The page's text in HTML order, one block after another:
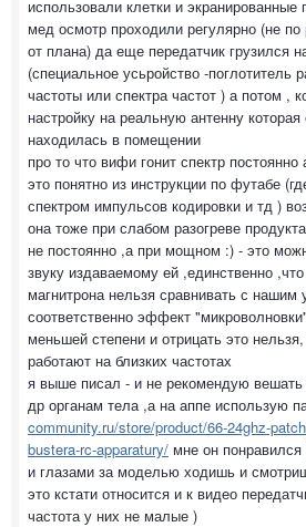
использовали клетки и
мед осмотр проходили регулярно (не по
от плана) да еще передатчик грузился
(специальное усьройство -поглотитель
частоты или спектра частот ) а потом ,
настройку на реальную антенну которая
находилась в помещении
про то что вифи гонит спектр
это понятно из инструкции по футабе
спектром импульсов кодировки и тд )
она тоже при слабом разогреве
не постоянно ,а при мощном :) - это
звуку издаваемому ей ,единственно
магнитрона нельзя сравнивать с нашим
соответственно эффект
меньшей степени и отрицать это
работают на близких частотах
я выше писал - и не рекомендую
др органам тела ,а на аппе использую
community.ru/store/product/66-24ghz-
bustera-rc-apparatury/ мне он
и глазами за моделью ходишь и
это кстати относится и к видео
частота у них не малые )